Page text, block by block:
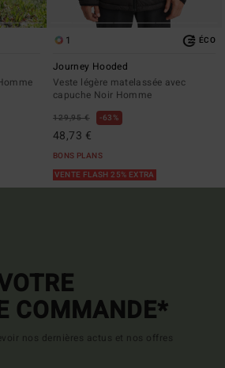
1 ÉCO
Journey Hooded
Veste légère matelassée avec
capuche Noir Homme
129,95 € 63%
48,73 €
BONS PLANS
VENTE FLASH 25% EXTRA
COMMANDE*
nos dernières actus et nos offres